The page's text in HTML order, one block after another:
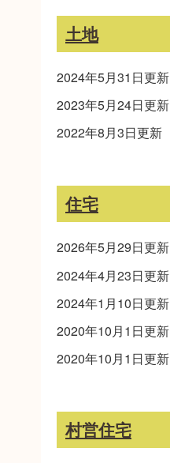
土地
2024年5月31日更新
2023年5月24日更新
2022年8月3日更新
住宅
2026年5月29日更新
2024年4月23日更新
2024年1月10日更新
2020年10月1日更新
2020年10月1日更新
村営住宅